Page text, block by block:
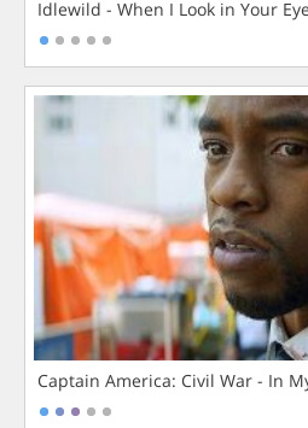
Idlewild - When I Look in Your
Captain America: Civil War - In